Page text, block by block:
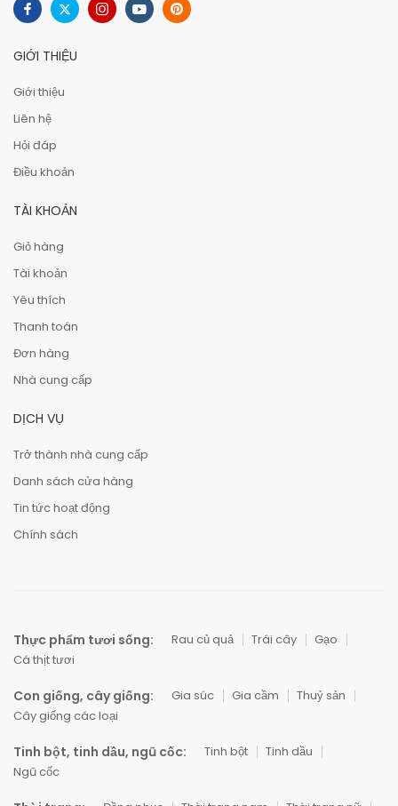
GIỚI THIỆU
Giới thiệu
Liên hệ
Hỏi đáp
Điều khoản
TÀI KHOẢN
Giỏ hàng
Tài khoản
Yêu thích
Thanh toán
Đơn hàng
Nhà cung cấp
DỊCH VỤ
Trở thành nhà cung cấp
Danh sách cửa hàng
Tin tức hoạt động
Chính sách
Thực phẩm tươi sống: Rau củ quả Trái cây
Gạo
Cá thịt tươi
Con giống, cây giống: Gia súc Gia cầm
Thuỷ sản
Cây giống các loại
Tinh bột, tinh dầu, ngũ cốc: Tinh bột
Tinh dầu
Ngũ cốc